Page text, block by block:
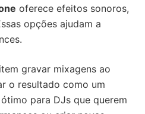
oferece efeitos sonoros,
opções ajudam a
gravar mixagens ao
o resultado como um
para DJs que querem